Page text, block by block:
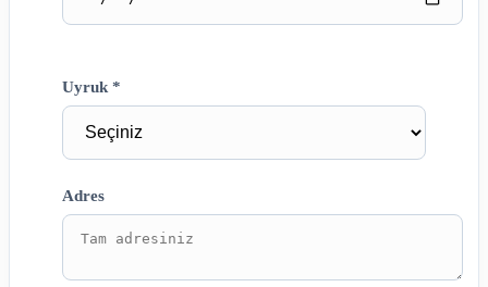
Uyruk *
Adres